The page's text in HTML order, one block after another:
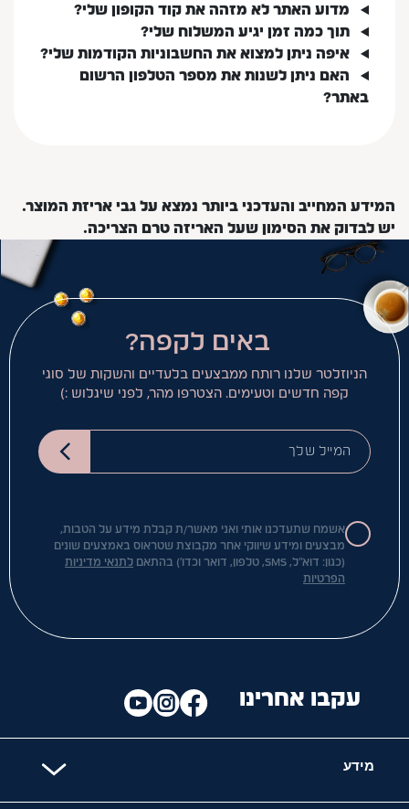
מדוע האתר לא מזהה את קוד הקופון שלי?
תוך כמה זמן יגיע המשלוח שלי?
איפה ניתן למצוא את החשבוניות הקודמות שלי?
האם ניתן לשנות את מספר הטלפון הרשום
באתר?
המידע המחייב והעדכני ביותר נמצא על גבי אריזת המוצר.
יש לבדוק את הסימון שעל האריזה טרם הצריכה.
באים לקפה?
הניוזלטר שלנו רותח ממבצעים בלעדיים והשקות של סוגי
קפה חדשים וטעימים. הצטרפו מהר, לפני שיגלוש :)
המייל שלך
אשמח שתעדכנו אותי ואני מאשר/ת קבלת מידע על הטבות,
מבצעים ומידע שיווקי אחר מקבוצת שטראוס באמצעים שונים
(כגון: דוא"ל, SMS, טלפון, דואר וכדו') בהתאם
לתנאי מדיניות
הפרטיות
מידע
עקבו אחרינו